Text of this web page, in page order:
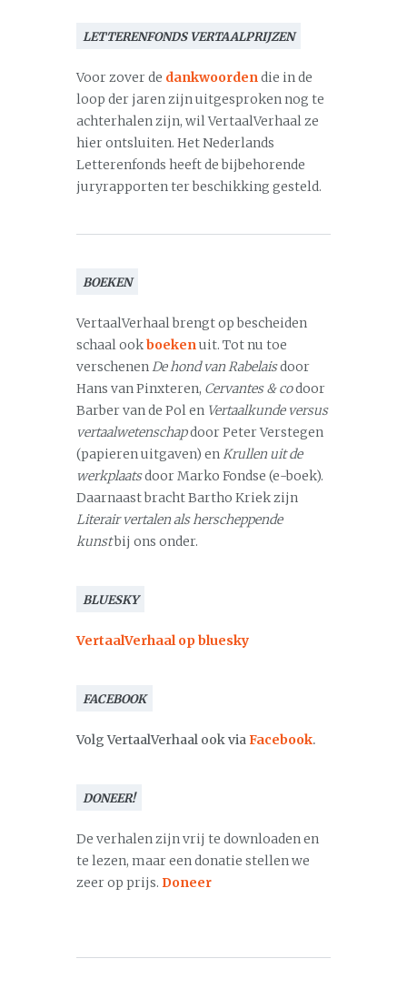
LETTERENFONDS VERTAALPRIJZEN
Voor zover de dankwoordendie in de
loop der jaren zijn uitgesproken nog te
achterhalen zijn, wil VertaalVerhaal ze
hier ontsluiten. Het Nederlands
Letterenfonds heeft de bijbehorende
juryrapporten ter beschikking gesteld.
BOEKEN
VertaalVerhaal brengt op bescheiden
schaal ookboekenuit. Tot nu toe
verschenenDe hond van Rabelaisdoor
Hans van Pinxteren, Cervantes & codoor
Barber van de Pol en Vertaalkunde versus
vertaalwetenschapdoor Peter Verstegen
(papieren uitgaven) enKrullen uit de
werkplaatsdoor Marko Fondse (e-boek).
Daarnaast bracht Bartho Kriek zijn
Literair vertalen als herscheppende
kunstbij ons onder.
BLUESKY
VertaalVerhaal op bluesky
FACEBOOK
Volg VertaalVerhaal ook viaFacebook.
DONEER!
De verhalen zijn vrij te downloaden en
te lezen, maar een donatie stellen we
zeer op prijs. Doneer